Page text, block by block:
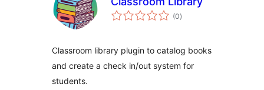
(0مجموعی
درجہ
)
Classroom library plugin to catalog books
and create a check in/out system for
students.